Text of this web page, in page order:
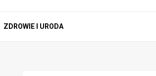
ZDROWIE I URODA